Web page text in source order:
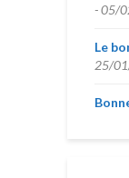
05/
Le
25/